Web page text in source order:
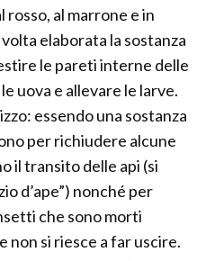
rosso, al marrone e in
elaborata la sostanza
le pareti interne delle
uova e allevare le larve.
essendo una sostanza
per richiudere alcune
il transito delle api (si
d’ape”) nonché per
che sono morti
non si riesce a far uscire.